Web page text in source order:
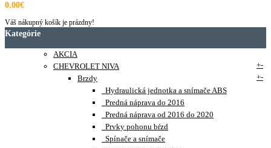
0.00€
Váš nákupný košík je prázdny!
Kategórie
AKCIA
CHEVROLET NIVA
+-
Brzdy
+-
Hydraulická jednotka a snímače ABS
Predná náprava do 2016
Predná náprava od 2016 do 2020
Prvky pohonu bŕzd
Spínače a snímače